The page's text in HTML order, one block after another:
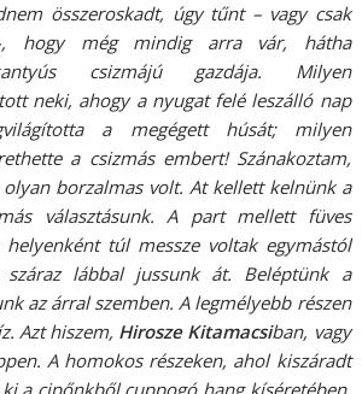
összeroskadt, úgy tűnt – vagy csak
, hogy még mindig arra vár, hátha
csizmájú gazdája. Milyen
neki, ahogy a nyugat felé leszálló nap
a megégett húsát; milyen
a csizmás embert! Szánakoztam,
borzalmas volt. At kellett kelnünk a
választásunk. A part mellett füves
túl messze voltak egymástól
lábbal jussunk át. Beléptünk a
az árral szemben. A legmélyebb részen
Azt hiszem, Hirosze Kitamacsiban, vagy
A homokos részeken, ahol kiszáradt